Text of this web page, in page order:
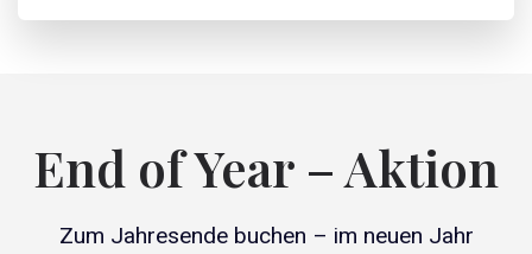
End of Year – Aktion
Zum Jahresende buchen – im neuen Jahr